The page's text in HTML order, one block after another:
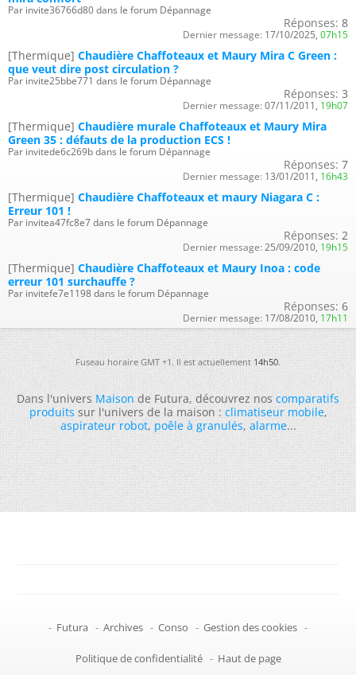
Par invite36766d80 dans le forum Dépannage
Réponses: 8
Dernier message: 17/10/2025, 07h15
[Thermique] Chaudière Chaffoteaux et Maury Mira C Green :
que veut dire post circulation ?
Par invite25bbe771 dans le forum Dépannage
Réponses: 3
Dernier message: 07/11/2011, 19h07
[Thermique] Chaudière murale Chaffoteaux et Maury Mira
Green 35 : défauts de la production ECS !
Par invitede6c269b dans le forum Dépannage
Réponses: 7
Dernier message: 13/01/2011, 16h43
[Thermique] Chaudière Chaffoteaux et maury Niagara C :
Erreur 101 !
Par invitea47fc8e7 dans le forum Dépannage
Réponses: 2
Dernier message: 25/09/2010, 19h15
[Thermique] Chaudière Chaffoteaux et Maury Inoa : code
erreur 101 surchauffe ?
Par invitefe7e1198 dans le forum Dépannage
Réponses: 6
Dernier message: 17/08/2010, 17h11
Fuseau horaire GMT +1. Il est actuellement14h50.
Dans l'universMaisonde Futura, découvrez noscomparatifs
produitssur l'univers de la maison :climatiseur mobile,
aspirateur robot,poêle à granulés,alarme...
- Futura - Archives - Conso - Gestion des cookies -
Politique de confidentialité - Haut de page